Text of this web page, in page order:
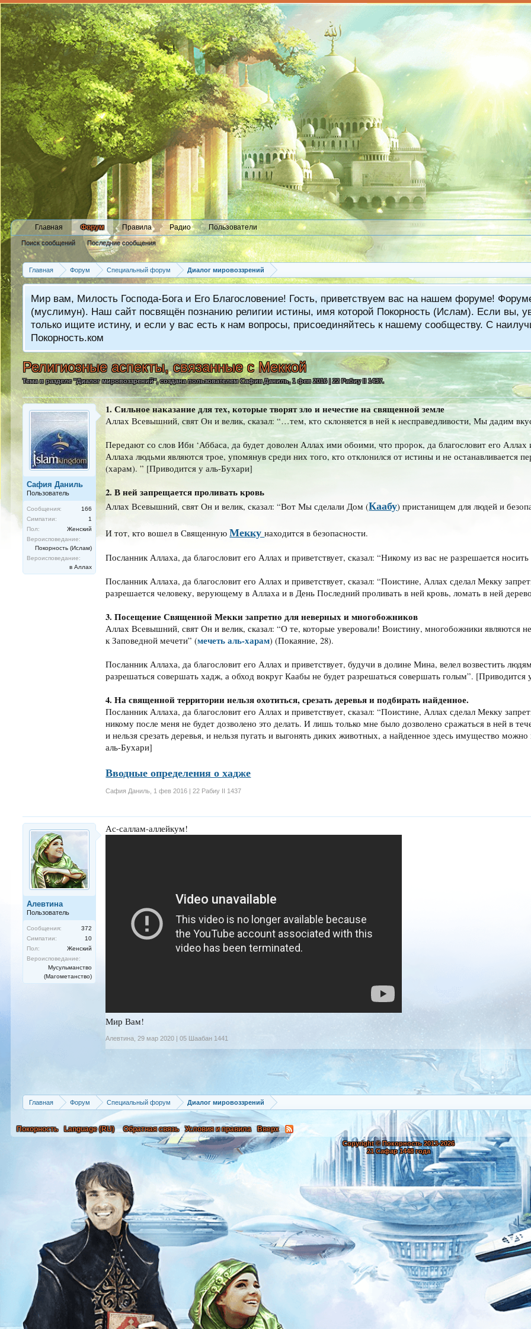
Главная Форум
Поиск сообщений Последние сообщения
Правила Радио Пользователи
Главная Форум Специальный форум Диалог мировоззрений
Мир вам, Милость Господа-Бога и Его Благословение! Гость, приветствуем вас на нашем форуме!
(муслимун). Наш сайт посвящён познанию религии истины, имя которой Покорность (Ислам). Если вы,
только ищите истину, и если у вас есть к нам вопросы, присоединяйтесь к нашему сообществу. С
Покорность.ком
Религиозные аспекты, связанные с Меккой
Тема в разделе "Диалог мировоззрений", создана пользователемСафия Даниль,1 фев 2016 | 22 Рабиу II 1437.
Сафия Даниль
Пользователь
Сообщения:
166
Симпатии:
1
Пол:
Женский
Вероисповедание:
Покорность (Ислам)
Вероисповедание:
в Аллах
1. Сильное наказание для тех, которые творят зло и нечестие на священной земле
Аллах Всевышний, свят Он и велик, сказал: “…тем, кто склоняется в ней к несправедливости, Мы дадим
Передают со слов Ибн ‘Аббаса, да будет доволен Аллах ими обоими, что пророк, да благословит его
Аллаха людьми являются трое, упомянув среди них того, кто отклонился от истины и не останавливается
(харам). ” [Приводится у аль-Бухари]
2. В ней запрещается проливать кровь
Аллах Всевышний, свят Он и велик, сказал: “Вот Мы сделали Дом (Каабу) пристанищем для людей и
И тот, кто вошел в СвященнуюМеккунаходится в безопасности.
Посланник Аллаха, да благословит его Аллах и приветствует, сказал: “Никому из вас не разрешается
Посланник Аллаха, да благословит его Аллах и приветствует, сказал: “Поистине, Аллах сделал Мекку
разрешается человеку, верующему в Аллаха и в День Последний проливать в ней кровь, ломать в ней
3. Посещение Священной Мекки запретно для неверных и многобожников
Аллах Всевышний, свят Он и велик, сказал: “О те, которые уверовали! Воистину, многобожники являются
к Заповедной мечети” (мечеть аль-харам) (Покаяние, 28).
Посланник Аллаха, да благословит его Аллах и приветствует, будучи в долине Мина, велел возвестить
разрешаться совершать хадж, а обход вокруг Каабы не будет разрешаться совершать голым”. [Приводится
4. На священной территории нельзя охотиться, срезать деревья и подбирать найденное.
Посланник Аллаха, да благословит его Аллах и приветствует, сказал: “Поистине, Аллах сделал Мекку
никому после меня не будет дозволено это делать. И лишь только мне было дозволено сражаться в ней в
и нельзя срезать деревья, и нельзя пугать и выгонять диких животных, а найденное здесь имущество
аль-Бухари]
Вводные определения о хадже
Сафия Даниль 1 фев 2016 | 22 Рабиу II 1437
Алевтина
Пользователь
Сообщения:
372
Симпатии:
10
Пол:
Женский
Вероисповедание:
Мусульманство
(Магометанство)
Ас-саллам-аллейкум!
Мир Вам!
Алевтина 29 мар 2020 | 05 Шаабан 1441
Главная Форум Специальный форум Диалог мировоззрений
Покорность Language (RU) Обратная связь Условия и правила Вверх
Copyright © Покорность 2013-2026
21 Сафар 1448 года